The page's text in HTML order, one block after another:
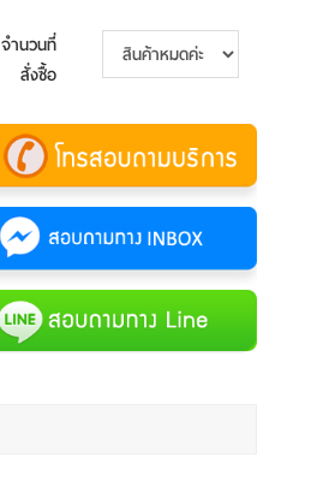
จำนวนที่
สั่งซื้อ